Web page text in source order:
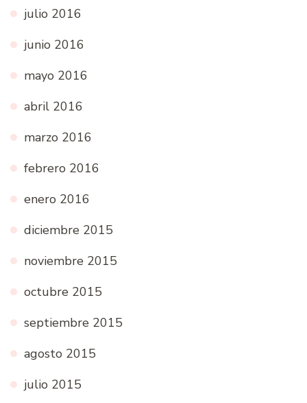
julio 2016
junio 2016
mayo 2016
abril 2016
marzo 2016
febrero 2016
enero 2016
diciembre 2015
noviembre 2015
octubre 2015
septiembre 2015
agosto 2015
julio 2015